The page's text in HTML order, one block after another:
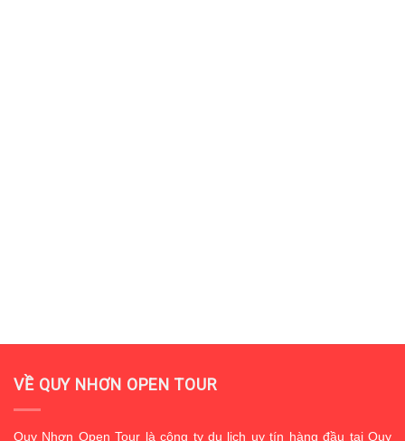
VỀ QUY NHƠN OPEN TOUR
Quy Nhơn Open Tour là công ty du lịch uy tín hàng đầu tại Quy